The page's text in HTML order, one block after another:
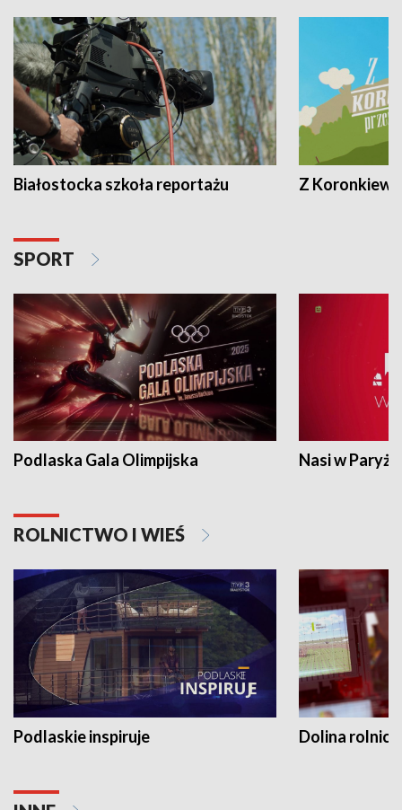
Białostocka szkoła reportażu Z
SPORT
Podlaska Gala Olimpijska Nasi w Paryżu
ROLNICTWO I WIEŚ
Podlaskie inspiruje Dolina